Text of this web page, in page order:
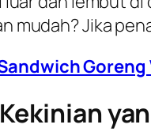
mudah? Jika